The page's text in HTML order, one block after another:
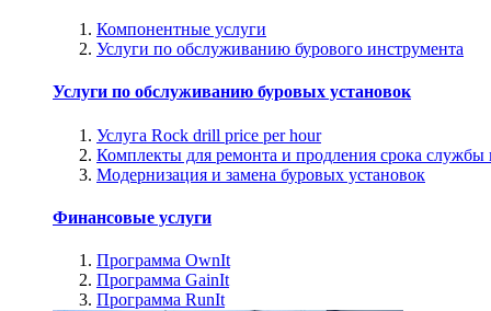
Компонентные услуги
Услуги по обслуживанию бурового инструмента
Услуги по обслуживанию буровых установок
Услуга Rock drill price per hour
Комплекты для ремонта и продления срока службы
Модернизация и замена буровых установок
Финансовые услуги
Программа OwnIt
Программа GainIt
Программа RunIt